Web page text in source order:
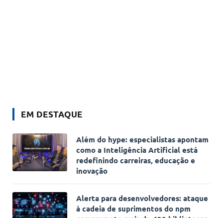
EM DESTAQUE
Além do hype: especialistas apontam
como a Inteligência Artificial está
redefinindo carreiras, educação e
inovação
Alerta para desenvolvedores: ataque
à cadeia de suprimentos do npm